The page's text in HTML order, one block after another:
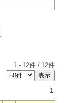
1 - 12件 / 12件
1